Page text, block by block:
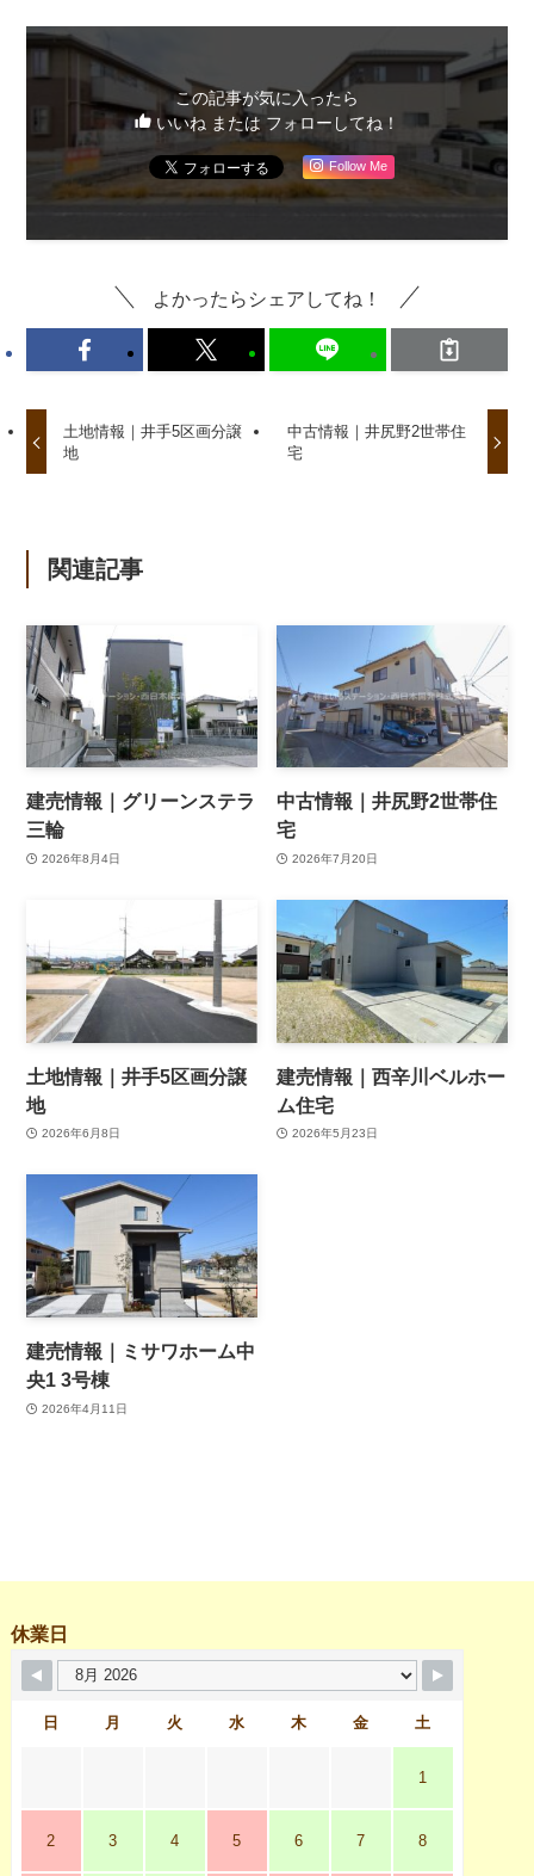
この記事が気に入ったら
いいね または フォローしてね！
Follow Me
よかったらシェアしてね！
土地情報｜井手5区画分譲
地
中古情報｜井尻野2世帯住
宅
関連記事
建売情報｜グリーンステラ
三輪
2026年8月4日
中古情報｜井尻野2世帯住
宅
2026年7月20日
土地情報｜井手5区画分譲
地
2026年6月8日
建売情報｜西辛川ベルホー
ム住宅
2026年5月23日
建売情報｜ミサワホーム中
央1 3号棟
2026年4月11日
休業日
日 月 火 水 木 金 土
1
2 3 4 5 6 7 8